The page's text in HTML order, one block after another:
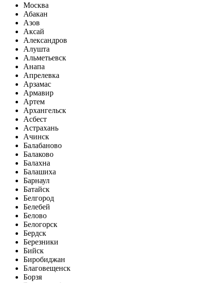
Москва
Абакан
Азов
Аксай
Александров
Алушта
Альметьевск
Анапа
Апрелевка
Арзамас
Армавир
Артем
Архангельск
Асбест
Астрахань
Ачинск
Балабаново
Балаково
Балахна
Балашиха
Барнаул
Батайск
Белгород
Белебей
Белово
Белогорск
Бердск
Березники
Бийск
Биробиджан
Благовещенск
Борзя